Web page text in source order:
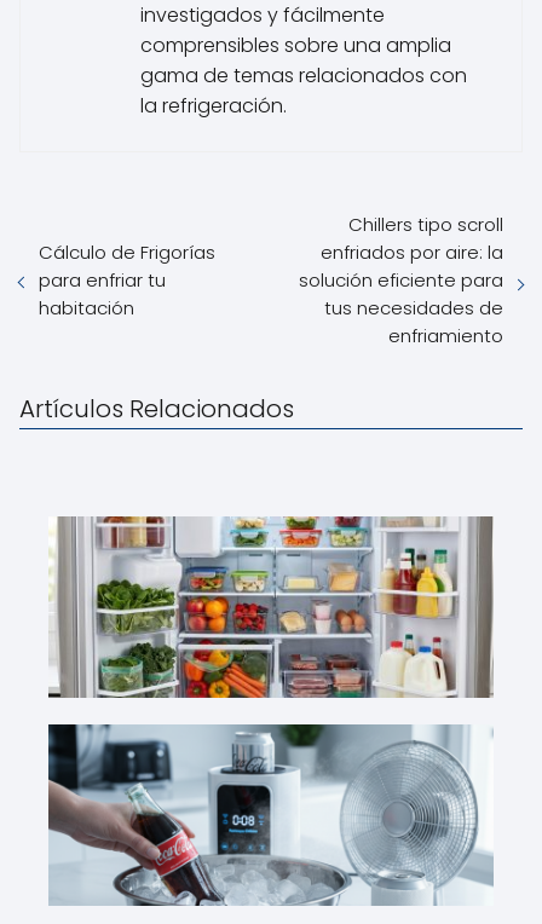
investigados y fácilmente
comprensibles sobre una amplia
gama de temas relacionados con
la refrigeración.
Cálculo de Frigorías
para enfriar tu
habitación
Chillers tipo scroll
enfriados por aire: la
solución eficiente para
tus necesidades de
enfriamiento
Artículos Relacionados